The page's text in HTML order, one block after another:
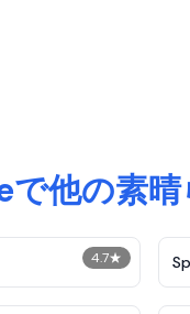
他の素
4.7★